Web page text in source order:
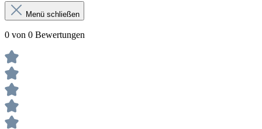
Menü schließen
0 von 0 Bewertungen